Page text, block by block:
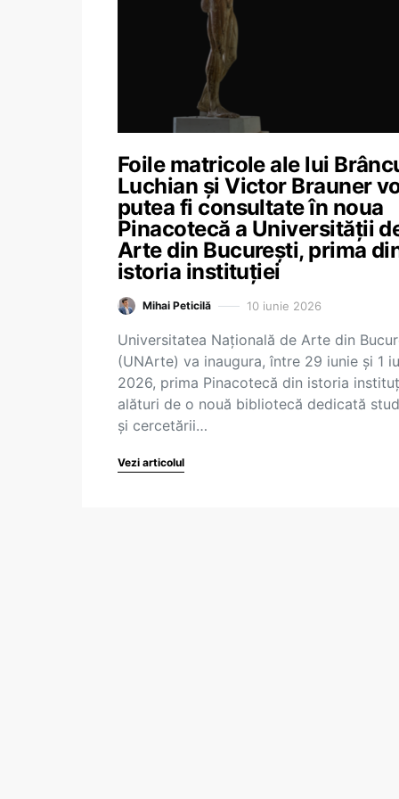
Foile matricole ale lui
Luchian și Victor Brauner
putea fi consultate în noua
Pinacotecă a Universității
Arte din București, prima
istoria instituției
Mihai Peticilă 10 iunie 2026
Universitatea Națională de Arte din
(UNArte) va inaugura, între 29 iunie și 1
2026, prima Pinacotecă din istoria
alături de o nouă bibliotecă dedicată
și cercetării…
Vezi articolul